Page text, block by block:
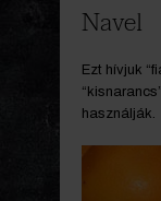
Navel
Ezt hívjuk
használják.